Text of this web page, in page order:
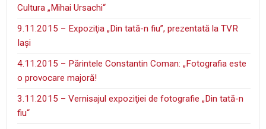
Cultura „Mihai Ursachi“
9.11.2015 – Expoziţia „Din tată-n fiu”, prezentată la TVR
Iaşi
4.11.2015 – Părintele Constantin Coman: „Fotografia este
o provocare majoră!
3.11.2015 – Vernisajul expoziţiei de fotografie „Din tată-n
fiu“